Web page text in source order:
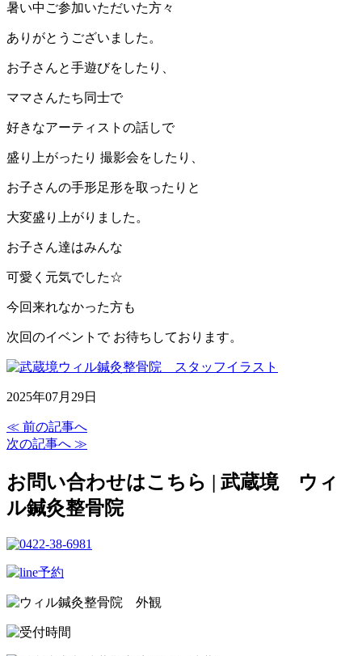
暑い中ご参加いただいた方々
ありがとうございました。
お子さんと手遊びをしたり、
ママさんたち同士で
好きなアーティストの話しで
盛り上がったり 撮影会をしたり、
お子さんの手形足形を取ったりと
大変盛り上がりました。
お子さん達はみんな
可愛く元気でした☆
今回来れなかった方も
次回のイベントで お待ちしております。
2025年07月29日
≪ 前の記事へ
次の記事へ ≫
お問い合わせはこちら | 武蔵境 ウィ
ル鍼灸整骨院